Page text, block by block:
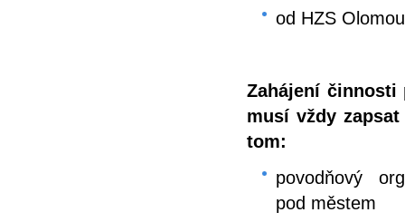
od HZS
Zahájení činnosti
musí vždy
tom:
povodňový
pod městem